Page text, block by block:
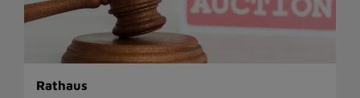
Rathaus